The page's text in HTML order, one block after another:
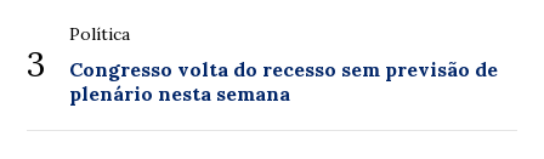
3
Política
Congresso volta do recesso sem previsão de
plenário nesta semana